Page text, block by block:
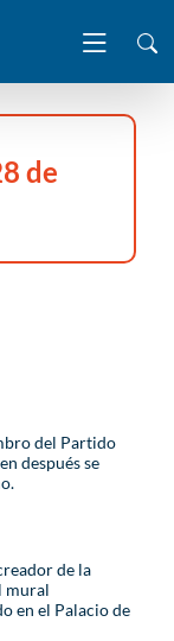
de
del Partido
después se
de la
mural
en el Palacio de